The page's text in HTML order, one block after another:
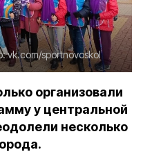
vk.com/sportnovoskol
организовали
у центральной
несколько